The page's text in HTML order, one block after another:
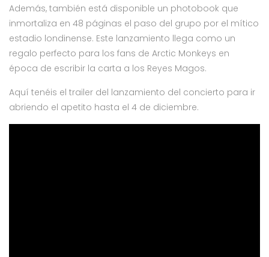
Además, también está disponible un photobook que
inmortaliza en 48 páginas el paso del grupo por el mítico
estadio londinense. Este lanzamiento llega como un
regalo perfecto para los fans de Arctic Monkeys en
época de escribir la carta a los Reyes Magos.
Aquí tenéis el trailer del lanzamiento del concierto para ir
abriendo el apetito hasta el 4 de diciembre.